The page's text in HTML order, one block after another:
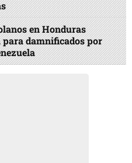
en Honduras
para damnificados por